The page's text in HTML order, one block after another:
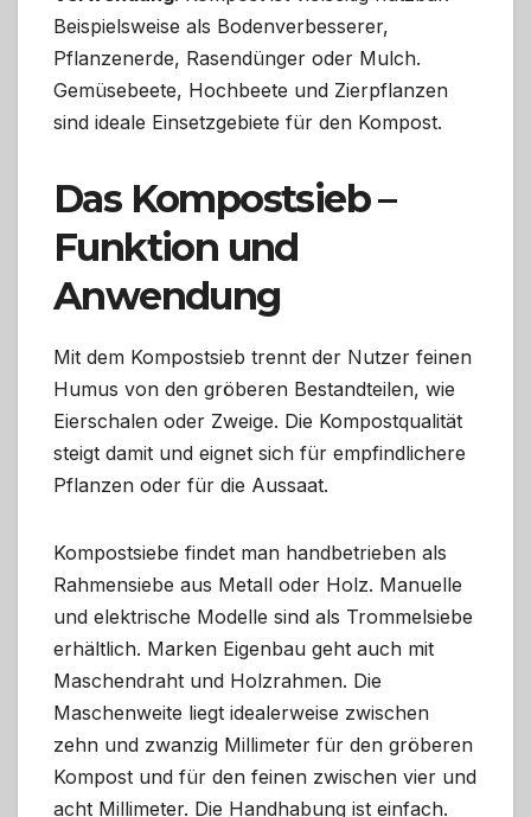
Beispielsweise als Bodenverbesserer,
Pflanzenerde, Rasendünger oder Mulch.
Gemüsebeete, Hochbeete und Zierpflanzen
sind ideale Einsetzgebiete für den Kompost.
Das Kompostsieb –
Funktion und
Anwendung
Mit dem Kompostsieb trennt der Nutzer feinen
Humus von den gröberen Bestandteilen, wie
Eierschalen oder Zweige. Die Kompostqualität
steigt damit und eignet sich für empfindlichere
Pflanzen oder für die Aussaat.
Kompostsiebe findet man handbetrieben als
Rahmensiebe aus Metall oder Holz. Manuelle
und elektrische Modelle sind als Trommelsiebe
erhältlich. Marken Eigenbau geht auch mit
Maschendraht und Holzrahmen. Die
Maschenweite liegt idealerweise zwischen
zehn und zwanzig Millimeter für den gröberen
Kompost und für den feinen zwischen vier und
acht Millimeter. Die Handhabung ist einfach.